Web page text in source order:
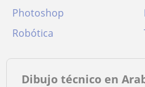
Photoshop
Robótica
Dibujo técnico en